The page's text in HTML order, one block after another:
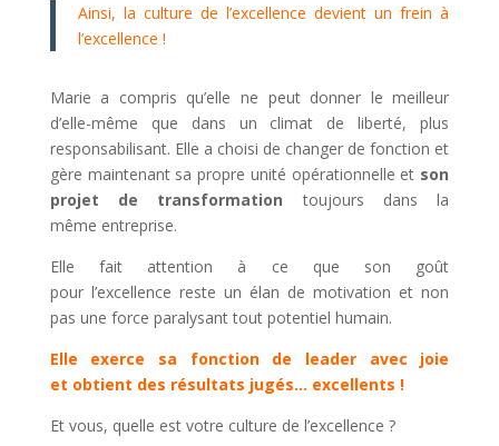
Ainsi, la culture de l’excellence devient un frein à
l’excellence !
Marie a compris qu’elle ne peut donner le meilleur
d’elle-même que dans un climat de liberté, plus
responsabilisant. Elle a choisi de changer de fonction et
gère maintenant sa propre unité opérationnelle et son
projet de transformation toujours dans la
même entreprise.
Elle fait attention à ce que son goût
pour l’excellence reste un élan de motivation et non
pas une force paralysant tout potentiel humain.
Elle exerce sa fonction de leader avec joie
et obtient des résultats jugés… excellents !
Et vous, quelle est votre culture de l’excellence ?